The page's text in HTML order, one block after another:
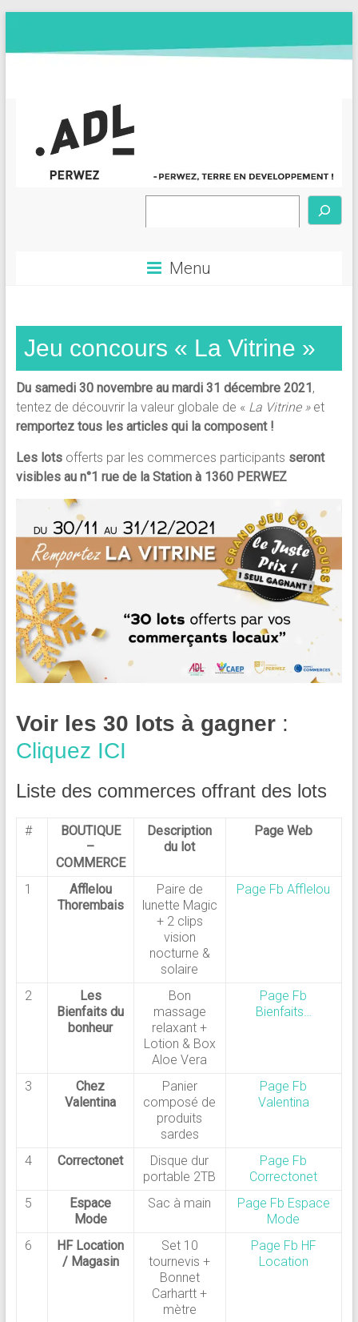
content
Développement
Local
Menu
Jeu concours « La Vitrine »
Du samedi 30 novembre au mardi 31 décembre 2021 ,
tentez de découvrir la valeur globale de « La Vitrine » et
remportez tous les articles qui la composent !
Les lots offerts par les commerces participants seront
visibles au n°1 rue de la Station à 1360 PERWEZ
Voir les 30 lots à gagner:
Cliquez ICI
Liste des commerces offrant des lots
#
BOUTIQUE
–
COMMERCE
Description
du lot
Page Web
1
Afflelou
Thorembais
Paire de
lunette Magic
+ 2 clips
vision
nocturne &
solaire
Page Fb Afflelou
2
Les
Bienfaits du
bonheur
Bon
massage
relaxant +
Lotion & Box
Aloe Vera
Page Fb
Bienfaits…
3
Chez
Valentina
Panier
composé de
produits
sardes
Page Fb
Valentina
4 Correctonet
Disque dur
portable 2TB
Page Fb
Correctonet
5
Espace
Mode
Sac à main
Page Fb Espace
Mode
6
HF Location
/ Magasin
Set 10
tournevis +
Bonnet
Carhartt +
mètre
Page Fb HF
Location